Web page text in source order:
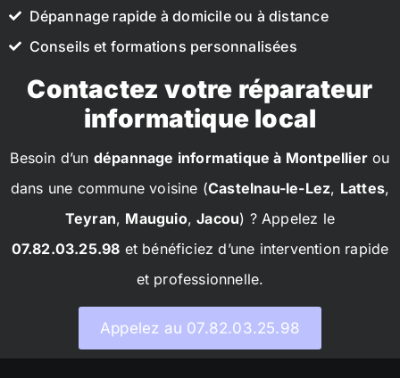
Dépannage rapide à domicile ou à distance
Conseils et formations personnalisées
Contactez votre réparateur
informatique local
Besoin d’un dépannage informatique à Montpellier ou
dans une commune voisine (Castelnau-le-Lez, Lattes,
Teyran, Mauguio,Jacou) ? Appelez le
07.82.03.25.98 et bénéficiez d’une intervention rapide
et professionnelle.
Appelez au 07.82.03.25.98